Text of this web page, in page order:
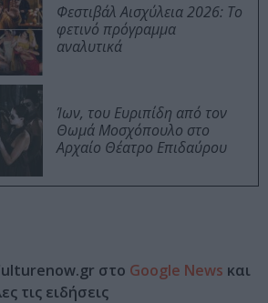
Φεστιβάλ Αισχύλεια 2026: Το
φετινό πρόγραμμα
αναλυτικά
Ίων, του Ευριπίδη από τον
Θωμά Μοσχόπουλο στο
Αρχαίο Θέατρο Επιδαύρου
στο Google News και
τις ειδήσεις